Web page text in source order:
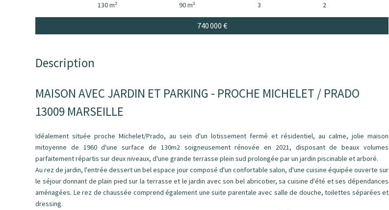
130 m² 90 m² 3 2
740 000 €
Description
MAISON AVEC JARDIN ET PARKING - PROCHE MICHELET / PRADO
13009 MARSEILLE
Idéalement située proche Michelet/Prado, au sein d'un lotissement fermé et résidentiel, au calme, jolie maison
mitoyenne de 1960 d'une surface de 130m2 soigneusement rénovée en 2021, disposant de beaux volumes
parfaitement répartis sur deux niveaux, d'une grande terrasse plein sud prolongée par un jardin piscinable et arboré.
Au rez de jardin, l'entrée dessert un bel espace jour composé d'un confortable salon, d'une cuisine équipée ouverte sur
le séjour donnant de plain pied sur la terrasse et le jardin avec son bel abricotier, sa cuisine d'été et ses dépendances
aménagées. Le rez de chaussée comprend également une suite parentale avec salle de douche, toilettes séparées et
dressing.